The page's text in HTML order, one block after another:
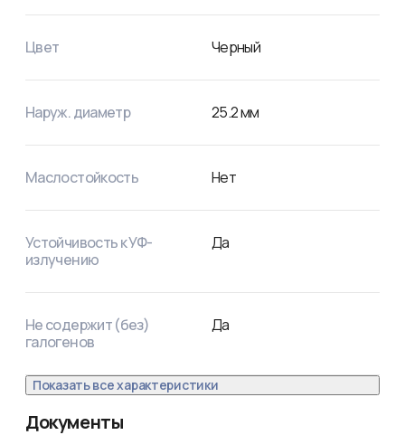
Цвет Черный
Наруж. диаметр 25.2мм
Маслостойкость Нет
Устойчивость к УФ-
излучению
Да
Не содержит (без)
галогенов
Да
Показать все характеристики
Документы